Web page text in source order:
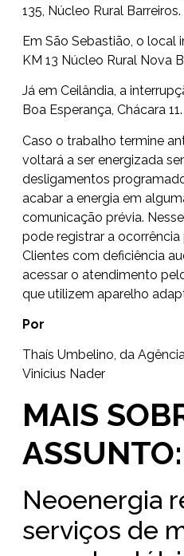
135, Núcleo Rural Barreiros.
Em São Sebastião, o local
KM 13 Núcleo Rural Nova
Já em Ceilândia, a
Boa Esperança, Chácara 11.
Caso o trabalho termine
voltará a ser energizada
desligamentos
acabar a energia em
comunicação prévia.
pode registrar a ocorrência
Clientes com deficiência
acessar o atendimento
que utilizem aparelho
Por
Thaís Umbelino, da
Vinicius Nader
MAIS
ASSUNTO:
Neoenergia
serviços de